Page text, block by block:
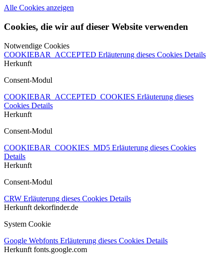
Alle Cookies anzeigen
Cookies, die wir auf dieser Website verwenden
Notwendige Cookies
COOKIEBAR_ACCEPTED Erläuterung dieses Cookies Details
Herkunft
Consent-Modul
COOKIEBAR_ACCEPTED_COOKIES Erläuterung dieses
Cookies Details
Herkunft
Consent-Modul
COOKIEBAR_COOKIES_MD5 Erläuterung dieses Cookies
Details
Herkunft
Consent-Modul
CRW Erläuterung dieses Cookies Details
Herkunft dekorfinder.de
System Cookie
Google Webfonts Erläuterung dieses Cookies Details
Herkunft fonts.google.com